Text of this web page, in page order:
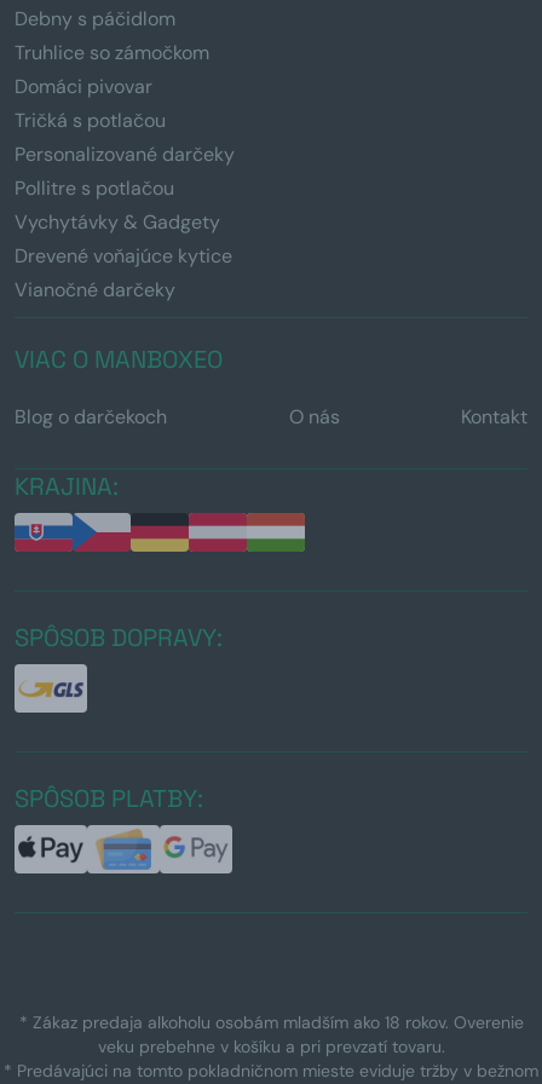
Debny s páčidlom
Truhlice so zámočkom
Domáci pivovar
Tričká s potlačou
Personalizované darčeky
Pollitre s potlačou
Vychytávky & Gadgety
Drevené voňajúce kytice
Vianočné darčeky
VIAC O MANBOXEO
Blog o darčekoch O nás Kontakt
KRAJINA:
SPÔSOB DOPRAVY:
SPÔSOB PLATBY:
* Zákaz predaja alkoholu osobám mladším ako 18 rokov. Overenie
veku prebehne v košíku a pri prevzatí tovaru.
* Predávajúci na tomto pokladničnom mieste eviduje tržby v bežnom